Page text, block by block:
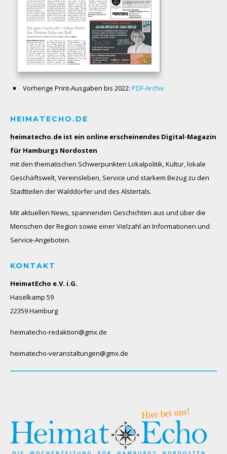
Vorherige Print-Ausgaben bis 2022: PDF-Archiv
HEIMATECHO.DE
heimatecho.de ist ein online erscheinendes Digital-Magazin
für Hamburgs Nordosten
mit den thematischen Schwerpunkten Lokalpolitik, Kultur, lokale
Geschäftswelt, Vereinsleben, Service und starkem Bezug zu den
Stadtteilen der Walddörfer und des Alstertals.
Mit aktuellen News, spannenden Geschichten aus und über die
Menschen der Region sowie einer Vielzahl an Informationen und
Service-Angeboten.
KONTAKT
HeimatEcho e.V. i.G.
Haselkamp 59
22359 Hamburg
heimatecho-redaktion@gmx.de
heimatecho-veranstaltungen@gmx.de